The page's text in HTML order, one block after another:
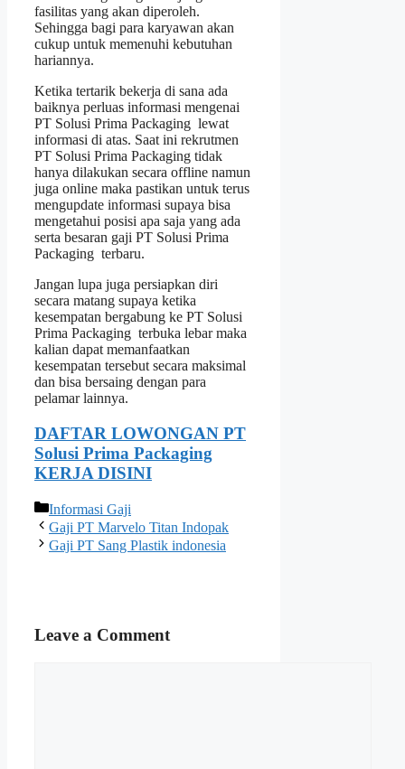
fasilitas yang akan diperoleh.
Sehingga bagi para karyawan akan
cukup untuk memenuhi kebutuhan
hariannya.
Ketika tertarik bekerja di sana ada
baiknya perluas informasi mengenai
PT Solusi Prima Packaging lewat
informasi di atas. Saat ini rekrutmen
PT Solusi Prima Packaging tidak
hanya dilakukan secara offline namun
juga online maka pastikan untuk terus
mengupdate informasi supaya bisa
mengetahui posisi apa saja yang ada
serta besaran gaji PT Solusi Prima
Packaging terbaru.
Jangan lupa juga persiapkan diri
secara matang supaya ketika
kesempatan bergabung ke PT Solusi
Prima Packaging terbuka lebar maka
kalian dapat memanfaatkan
kesempatan tersebut secara maksimal
dan bisa bersaing dengan para
pelamar lainnya.
DAFTAR LOWONGAN PT
Solusi Prima Packaging
KERJA DISINI
Categories
Informasi Gaji
Gaji PT Marvelo Titan Indopak
Gaji PT Sang Plastik indonesia
Leave a Comment